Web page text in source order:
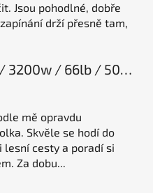
Jsou pohodlné, dobře
drží přesně tam,
Veteran Lynx (2700wh / 3200w / 66lb / 50E), elektrická jednokolka
mě opravdu
Skvěle se hodí do
lesní cesty a poradí si
Za dobu...